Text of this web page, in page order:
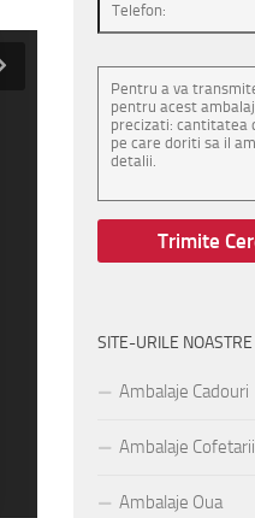
SITE-URILE NOASTRE
Ambalaje Cadouri
Ambalaje Cofetarii
Ambalaje Oua